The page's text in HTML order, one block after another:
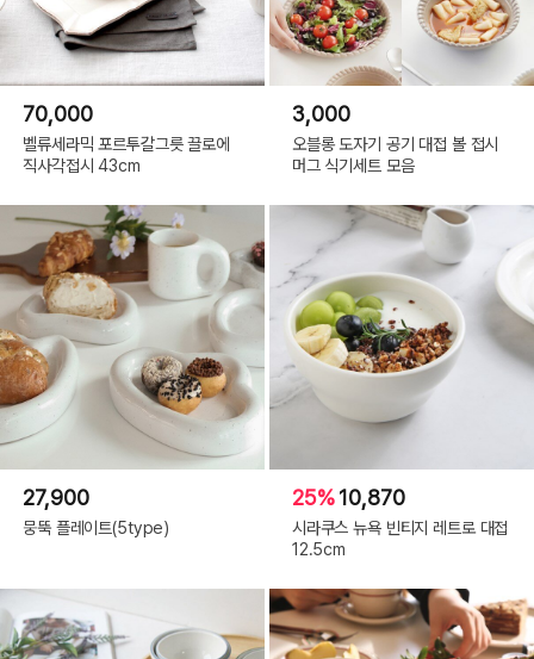
70,000
벨류세라믹 포르투갈그릇 끌로에
직사각접시 43cm
3,000
오블롱 도자기 공기 대접 볼 접시
머그 식기세트 모음
27,900
뭉뚝 플레이트(5type)
25%10,870
시라쿠스 뉴욕 빈티지 레트로 대접
12.5cm